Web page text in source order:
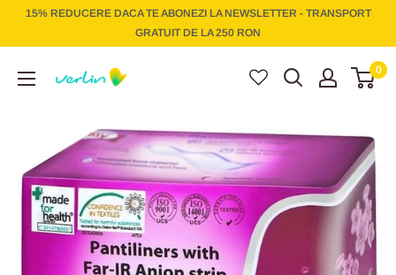
15% REDUCERE DACA TE ABONEZI LA NEWSLETTER - TRANSPORT
GRATUIT DE LA 250 RON
0